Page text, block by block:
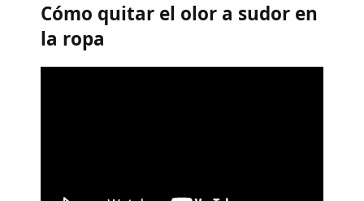
Cómo quitar el olor a sudor en
la ropa